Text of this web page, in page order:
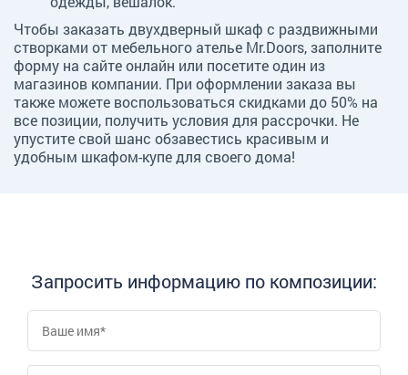
Чтобы заказать двухдверный шкаф с раздвижными
створками от мебельного ателье Mr.Doors, заполните
форму на сайте онлайн или посетите один из
магазинов компании. При оформлении заказа вы
также можете воспользоваться скидками до 50% на
все позиции, получить условия для рассрочки. Не
упустите свой шанс обзавестись красивым и
удобным шкафом-купе для своего дома!
Запросить информацию по композиции: